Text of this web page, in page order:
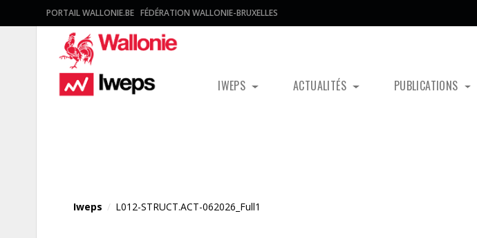
PORTAIL WALLONIE.BE FÉDÉRATION WALLONIE-BRUXELLES
IWEPS ACTUALITÉS PUBLICATIONS
Iweps / L012-STRUCT.ACT-062026_Full1